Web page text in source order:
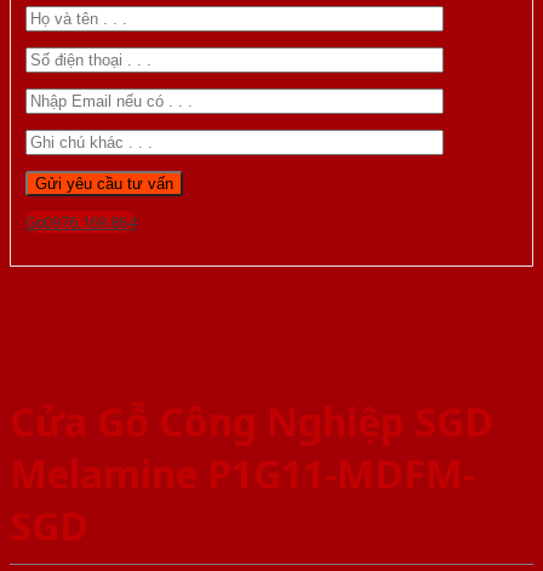
Gọi 0976.169.864
Cửa Gỗ Công Nghiệp SGD
Melamine P1G11-MDFM-
SGD